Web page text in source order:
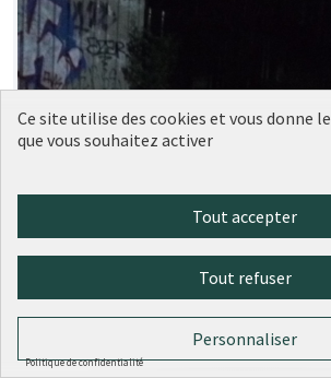
Ce site utilise des cookies et vous donne
que vous souhaitez activer
Tout accepter
Tout refuser
Personnaliser
Politique de confidentialité